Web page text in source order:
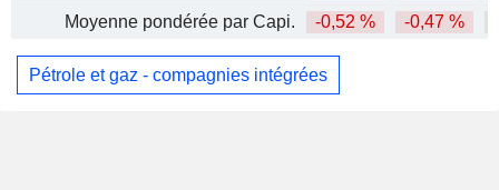
Moyenne pondérée par Capi.
-0,52 % -0,47 %
Pétrole et gaz - compagnies intégrées